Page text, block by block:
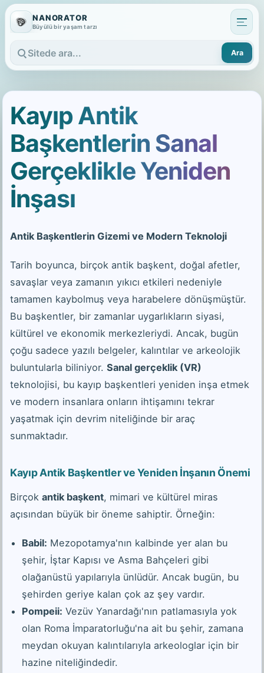
NANORATOR
Büyülü bir yaşam tarzı
Sitede ara
Ara
Kayıp Antik
Başkentlerin Sanal
Gerçeklikle Yeniden
İnşası
Antik Başkentlerin Gizemi ve Modern Teknoloji
Tarih boyunca, birçok antik başkent, doğal afetler,
savaşlar veya zamanın yıkıcı etkileri nedeniyle
tamamen kaybolmuş veya harabelere dönüşmüştür.
Bu başkentler, bir zamanlar uygarlıkların siyasi,
kültürel ve ekonomik merkezleriydi. Ancak, bugün
çoğu sadece yazılı belgeler, kalıntılar ve arkeolojik
buluntularla biliniyor. Sanal gerçeklik (VR)
teknolojisi, bu kayıp başkentleri yeniden inşa etmek
ve modern insanlara onların ihtişamını tekrar
yaşatmak için devrim niteliğinde bir araç
sunmaktadır.
Kayıp Antik Başkentler ve Yeniden İnşanın Önemi
Birçok antik başkent, mimari ve kültürel miras
açısından büyük bir öneme sahiptir. Örneğin:
Babil: Mezopotamya'nın kalbinde yer alan bu
şehir, İştar Kapısı ve Asma Bahçeleri gibi
olağanüstü yapılarıyla ünlüdür. Ancak bugün, bu
şehirden geriye kalan çok az şey vardır.
Pompeii: Vezüv Yanardağı'nın patlamasıyla yok
olan Roma İmparatorluğu'na ait bu şehir, zamana
meydan okuyan kalıntılarıyla arkeologlar için bir
hazine niteliğindedir.